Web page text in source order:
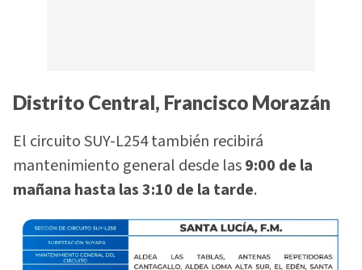
Distrito Central, Francisco Morazán
El circuito SUY-L254 también recibirá
mantenimiento general desde las9:00 de la
mañana hasta las 3:10 de la tarde.